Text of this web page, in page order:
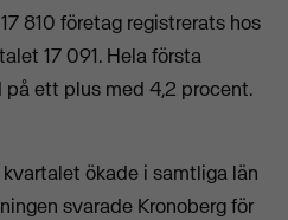
810 företag registrerats hos
17 091. Hela första
ett plus med 4,2 procent.
ökade i samtliga län
svarade Kronoberg för